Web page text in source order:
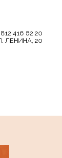
812 416 62 20
ЛЕНИНА, 20